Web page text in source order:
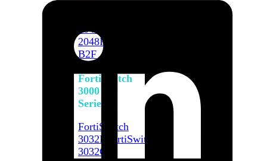
2048F
2048F-
B2F
FortiSwitch
3000
Series
FortiSwitch
3032E
FortiSwitch
3032G